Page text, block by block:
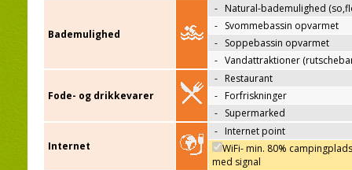
Bademulighed
- Natural-bademulighed
- Svommebassin opvarmet
- Soppebassin opvarmet
- Vandattraktioner
Fode- og drikkevarer
- Restaurant
- Forfriskninger
- Supermarked
Internet
- Internet point
WiFi- min. 80%
med signal